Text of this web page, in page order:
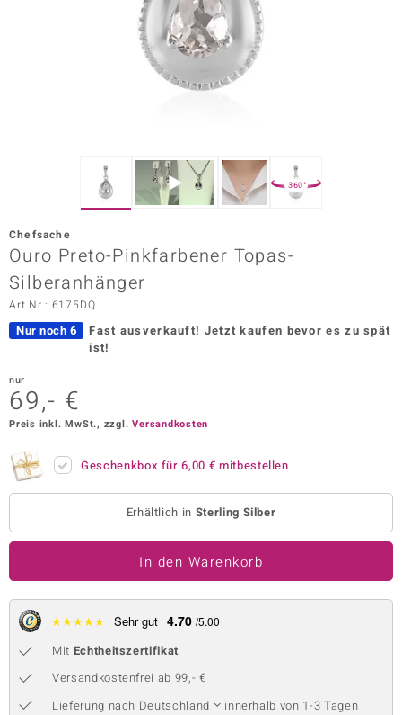
Vogue
Collection
BY DE MELO
Collection
360°
Chefsache
Ouro Preto-Pinkfarbener Topas-
Silberanhänger
Art.Nr.: 6175DQ
Nur noch 6 Fast ausverkauft! Jetzt kaufen bevor es zu spät
ist!
nur
69,- €
Preis inkl. MwSt., zzgl.Versandkosten
Geschenkbox für6,00 € mitbestellen
Erhältlich in Sterling Silber
In den Warenkorb
★★★★★ Sehr gut 4.70 /5.00
Mit Echtheitszertifikat
Versandkostenfrei ab 99,- €
Lieferung nach Deutschland
innerhalb von 1-3 Tagen